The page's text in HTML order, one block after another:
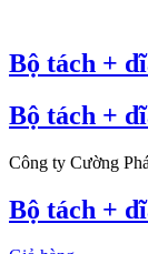
Bộ tách +
Bộ tách +
Công ty Cường
Bộ tách +